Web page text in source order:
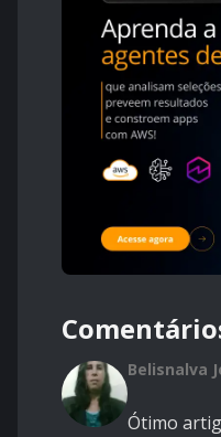
Belisnalva
Ótimo